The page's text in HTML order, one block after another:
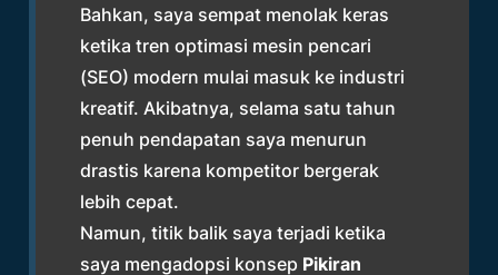
Bahkan, saya sempat menolak keras
ketika tren optimasi mesin pencari
(SEO) modern mulai masuk ke industri
kreatif. Akibatnya, selama satu tahun
penuh pendapatan saya menurun
drastis karena kompetitor bergerak
lebih cepat.
Namun, titik balik saya terjadi ketika
saya mengadopsi konsep Pikiran